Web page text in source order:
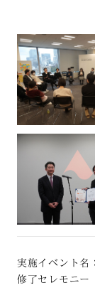
実施イベント名
修了セレモニー